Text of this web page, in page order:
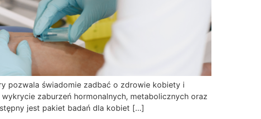
pozwala świadomie zadbać o zdrowie kobiety i
zaburzeń hormonalnych, metabolicznych oraz
jest pakiet badań dla kobiet […]